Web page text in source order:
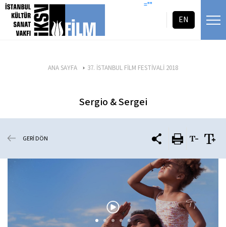
icerigi atla =""
EN
ANA SAYFA 37. İSTANBUL FİLM FESTİVALİ 2018
Sergio & Sergei
GERİ DÖN